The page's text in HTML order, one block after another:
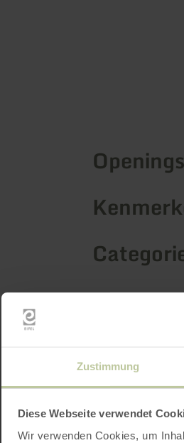
Zustimmung
Diese Webseite verwendet
Wir verwenden Cookies, um